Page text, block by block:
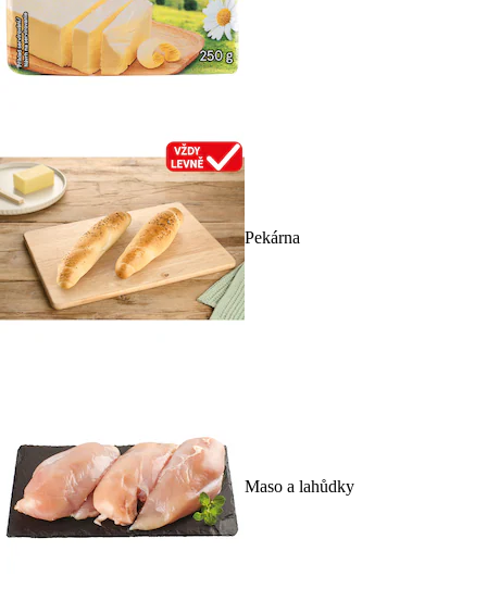
Pekárna
Maso a lahůdky